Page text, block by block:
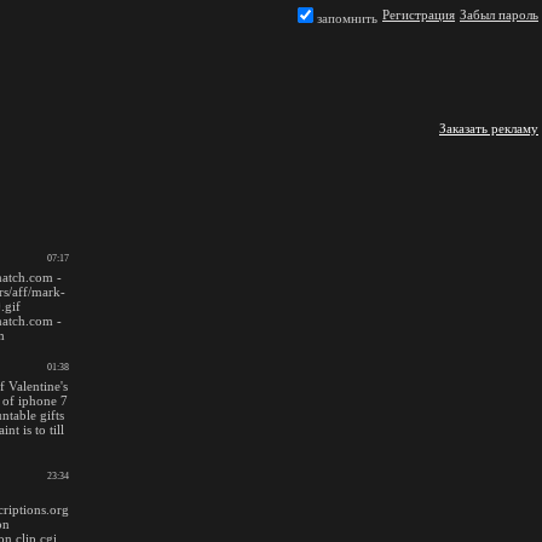
запомнить Регистрация Забыл пароль
Заказать рекламу